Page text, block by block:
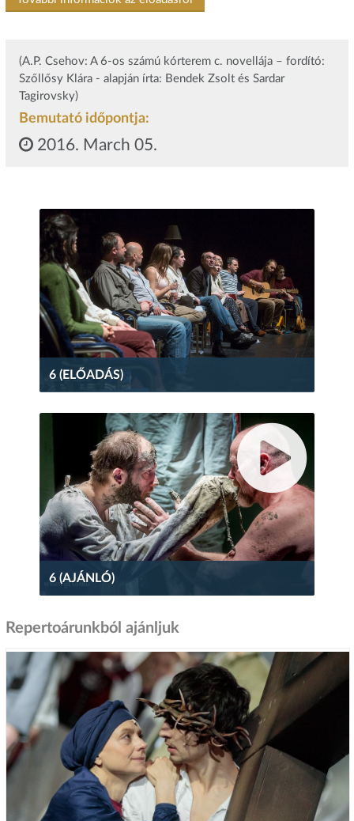
(A.P. Csehov: A 6-os számú kórterem c. novellája – fordító:
Szőllősy Klára - alapján írta: Bendek Zsolt és Sardar
Tagirovsky)
Bemutató időpontja:
2016. March 05.
6 (ELŐADÁS)
6 (AJÁNLÓ)
Repertoárunkból ajánljuk